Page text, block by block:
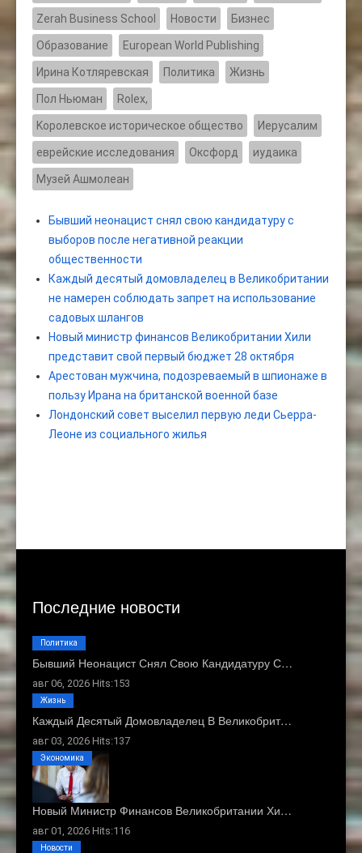
Zerah Business School Новости Бизнес
Образование European World Publishing
Ирина Котляревская Политика Жизнь
Пол Ньюман Rolex,
Kоролевское историческое общество Иерусалим
еврейские исследования Оксфорд иудаика
Музей Ашмолеан
Бывший неонацист снял свою кандидатуру с
выборов после негативной реакции
общественности
Каждый десятый домовладелец в Великобритании
не намерен соблюдать запрет на использование
садовых шлангов
Новый министр финансов Великобритании Хили
представит свой первый бюджет 28 октября
Арестован мужчина, подозреваемый в шпионаже в
пользу Ирана на британской военной базе
Лондонский совет выселил первую леди Сьерра-
Леоне из социального жилья
Последние новости
Бывший Неонацист Снял Свою Кандидатуру С…
авг 06, 2026 Hits:153
Политика
Каждый Десятый Домовладелец В Великобрит…
авг 03, 2026 Hits:137
Жизнь
Новый Министр Финансов Великобритании Хи…
авг 01, 2026 Hits:116
Экономика
Новости